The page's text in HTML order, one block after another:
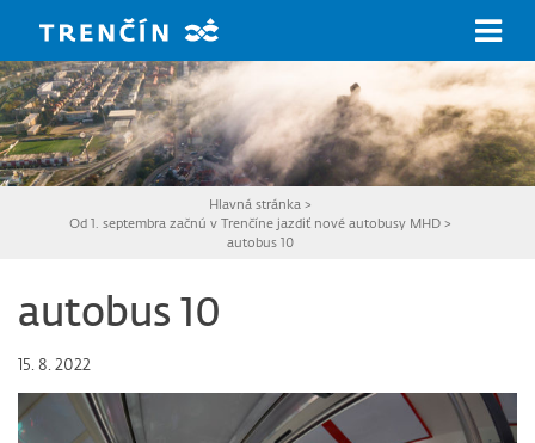
Hlavná stránka >
Od 1. septembra začnú v Trenčíne jazdiť nové autobusy MHD >
autobus 10
autobus 10
15. 8. 2022